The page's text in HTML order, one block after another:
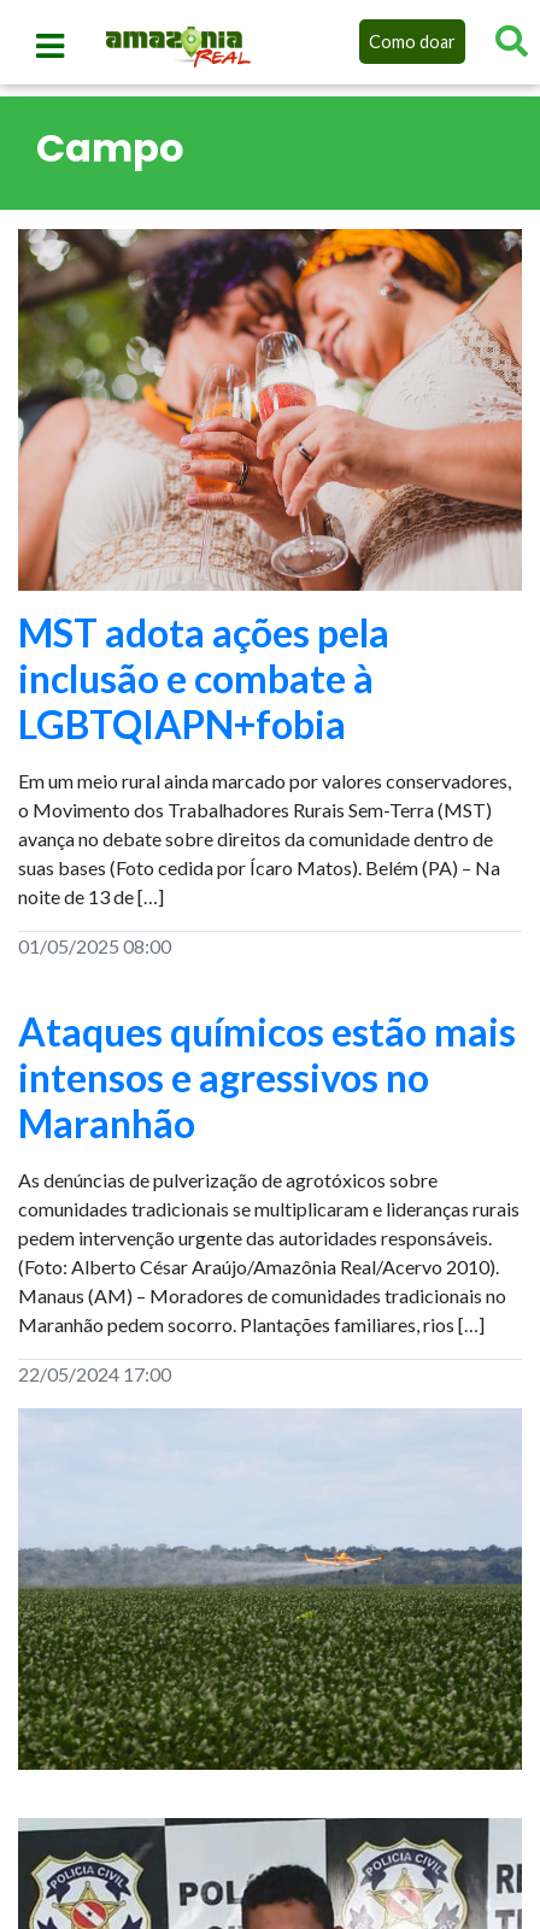
Como doar
Campo
MST adota ações pela
inclusão e combate à
LGBTQIAPN+fobia
Em um meio rural ainda marcado por valores conservadores,
o Movimento dos Trabalhadores Rurais Sem-Terra (MST)
avança no debate sobre direitos da comunidade dentro de
suas bases (Foto cedida por Ícaro Matos). Belém (PA) – Na
noite de 13 de […]
01/05/2025 08:00
Ataques químicos estão mais
intensos e agressivos no
Maranhão
As denúncias de pulverização de agrotóxicos sobre
comunidades tradicionais se multiplicaram e lideranças rurais
pedem intervenção urgente das autoridades responsáveis.
(Foto: Alberto César Araújo/Amazônia Real/Acervo 2010).
Manaus (AM) – Moradores de comunidades tradicionais no
Maranhão pedem socorro. Plantações familiares, rios […]
22/05/2024 17:00